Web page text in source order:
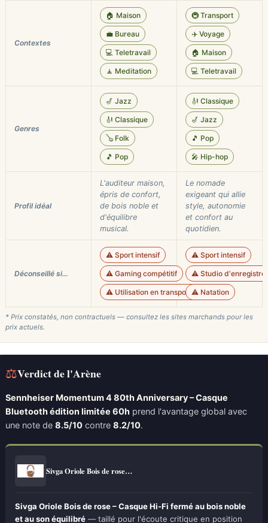
Contextes
🏠 Maison
💼 Bureau
💻 Teletravail
🧘 Meditation
🚇 Transport
✈️ Voyage
🏠 Maison
💻 Teletravail
Genres
🎷 Jazz
🎻 Classique
🪕 Folk
🎵 Pop
🎻 Classique
🎷 Jazz
🎵 Pop
🎤 Hip-hop
Profil idéal
L'auditeur maison,
épris de confort,
de bois noble et
d'équilibre
musical.
Le nomade
exigeant qui allie
style, autonomie
et confort au
quotidien.
Déconseillé si…
⚠️ Sport intensif
⚠️ Gaming compétitif
⚠️ Utilisation en transport bruyant
⚠️ Sport intensif
⚠️ Studio
⚠️ Natation
* Prix constatés, non contractuels — consultez les sites marchands pour les
prix actuels.
⚖Verdict de l'Arène
Sennheiser Momentum 4 80th Anniversary – Casque
Bluetooth édition limitée 60h prend l'avantage global avec
une note de 8.5/10 contre 8.2/10.
Sivga Oriole Bois de rose…
Sivga Oriole Bois de rose – Casque Hi-Fi fermé au bois noble
et au son équilibré — taillé pour l'écoute critique en position